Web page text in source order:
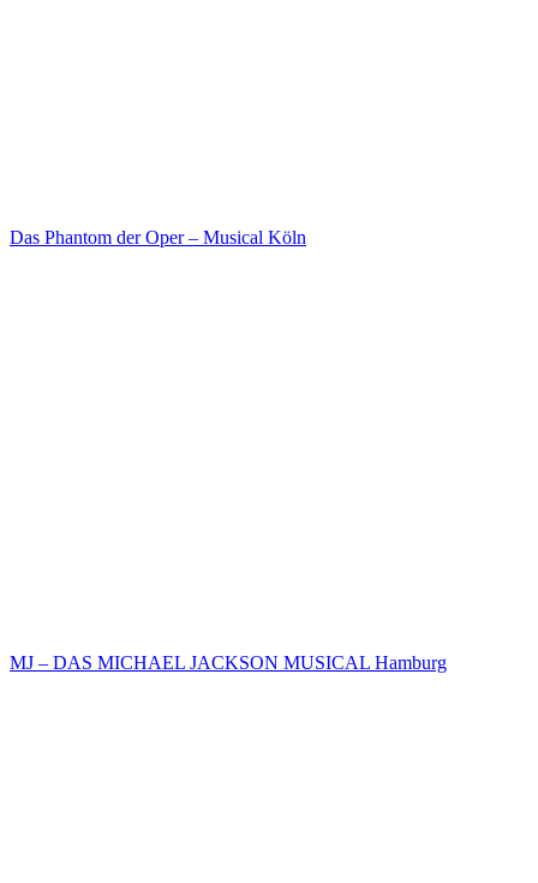
Das Phantom der Oper – Musical Köln
MJ – DAS MICHAEL JACKSON MUSICAL Hamburg